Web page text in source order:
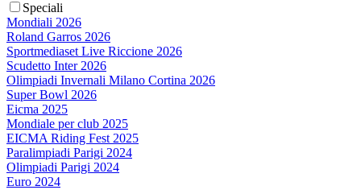
Speciali
Mondiali 2026
Roland Garros 2026
Sportmediaset Live Riccione 2026
Scudetto Inter 2026
Olimpiadi Invernali Milano Cortina 2026
Super Bowl 2026
Eicma 2025
Mondiale per club 2025
EICMA Riding Fest 2025
Paralimpiadi Parigi 2024
Olimpiadi Parigi 2024
Euro 2024